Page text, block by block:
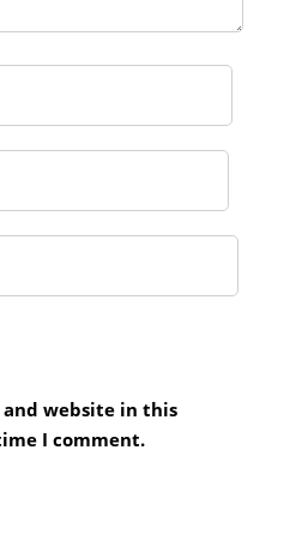
and website in this
I comment.